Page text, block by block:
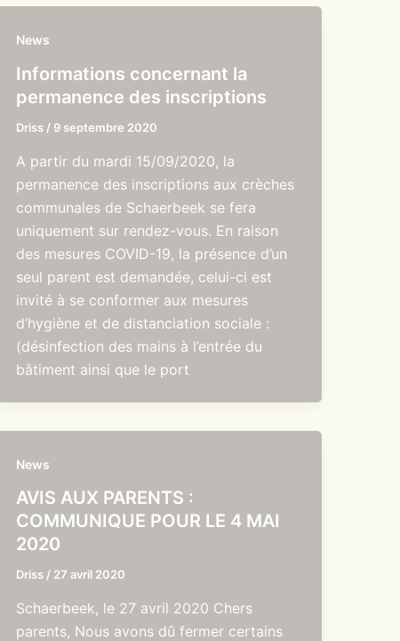
News
Informations concernant la
permanence des inscriptions
Driss / 9 septembre 2020
A partir du mardi 15/09/2020, la
permanence des inscriptions aux crèches
communales de Schaerbeek se fera
uniquement sur rendez-vous. En raison
des mesures COVID-19, la présence d’un
seul parent est demandée, celui-ci est
invité à se conformer aux mesures
d’hygiène et de distanciation sociale :
(désinfection des mains à l’entrée du
bâtiment ainsi que le port
News
AVIS AUX PARENTS :
COMMUNIQUE POUR LE 4 MAI
2020
Driss / 27 avril 2020
Schaerbeek, le 27 avril 2020 Chers
parents, Nous avons dû fermer certains